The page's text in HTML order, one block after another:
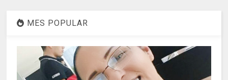
MES POPULAR